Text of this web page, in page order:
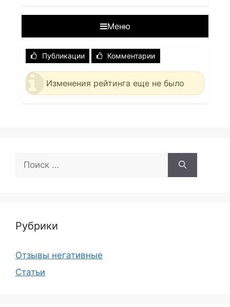
Меню
Публикации Комментарии
Изменения рейтинга еще не было
Рубрики
Отзывы негативные
Статьи